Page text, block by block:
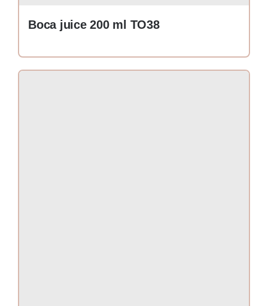
Boca juice 200 ml TO38